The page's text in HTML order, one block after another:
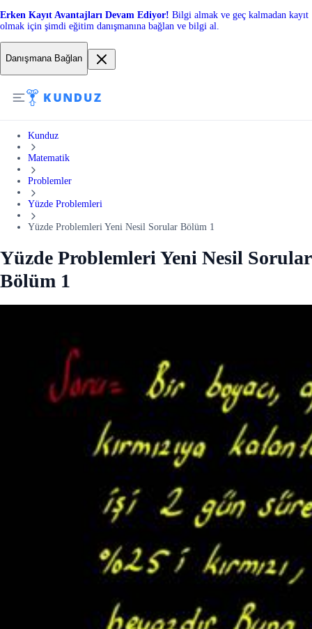
Erken Kayıt Avantajları Devam Ediyor! Bilgi almak ve geç kalmadan kayıt
olmak için şimdi eğitim danışmanına bağlan ve bilgi al.
Danışmana Bağlan
Kunduz
Matematik
Problemler
Yüzde Problemleri
Yüzde Problemleri Yeni Nesil Sorular Bölüm 1
Yüzde Problemleri Yeni Nesil Sorular
Bölüm 1